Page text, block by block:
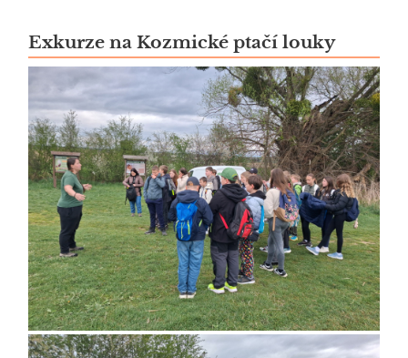
Exkurze na Kozmické ptačí louky